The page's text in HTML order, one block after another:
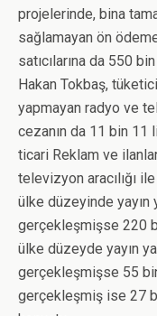
projelerinde, bina
sağlamayan ön
satıcılarına da 550
Hakan Tokbaş,
yapmayan radyo ve
cezanın da 11 bin 11
ticari Reklam ve
televizyon aracılığı
ülke düzeyinde yayın
gerçekleşmişse 220
ülke düzeyde yayın
gerçekleşmişse 55
gerçekleşmiş ise 27